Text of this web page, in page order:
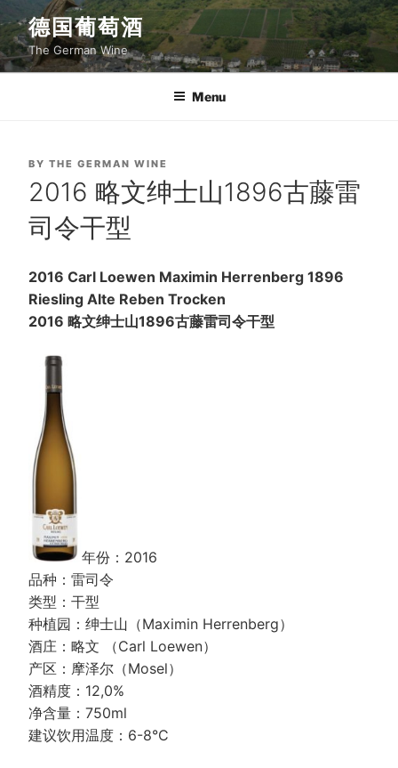
to
content
德国葡萄酒
The German Wine
Menu
POSTED
BY THE GERMAN WINE
2016 略文绅士山1896古藤雷
司令干型
2016 Carl Loewen Maximin Herrenberg 1896
Riesling Alte Reben Trocken
2016 略文绅士山1896古藤雷司令干型
年份：2016
品种：雷司令
类型：干型
种植园：绅士山（Maximin Herrenberg）
酒庄：略文 （Carl Loewen）
产区：摩泽尔（Mosel）
酒精度：12,0%
净含量：750ml
建议饮用温度：6-8°C